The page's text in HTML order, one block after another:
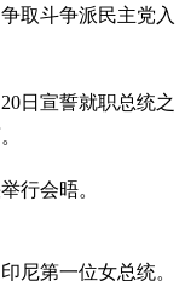
取斗争派民主党入
日宣誓就职总统之
行会晤。
尼第一位女总统。